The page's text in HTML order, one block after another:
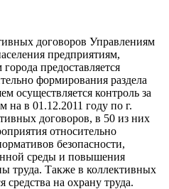
договоров Управлениям
предприятиям,
предоставляется
формирования раздела
осуществляется контроль за
на в 01.12.2011 году по г.
договоров, в 50 из них
относительно
безопасности,
среды и повышения
труда. Также в коллективных
средства на охрану труда.